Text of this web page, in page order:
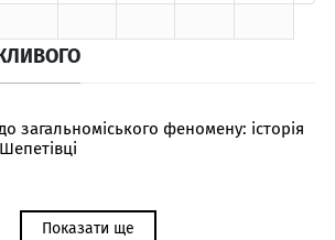
загальноміського феномену: історія
Показати ще